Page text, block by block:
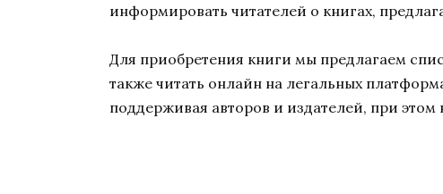
информировать читателей о книгах,
Для приобретения книги мы предлагаем
также читать онлайн на легальных
поддерживая авторов и издателей, при этом